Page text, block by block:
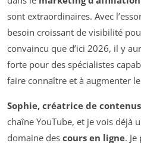
sont extraordinaires. Avec
besoin croissant de visibilité
convaincu que d’ici 2026, il y
forte pour des spécialistes
faire connaître et à augmenter
Sophie, créatrice de contenus
chaîne YouTube, et je vois déjà
domaine des cours en ligne.